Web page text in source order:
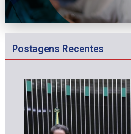
Postagens Recentes